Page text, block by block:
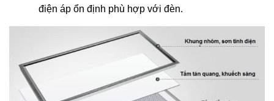
điện áp ổn định phù hợp với đèn.